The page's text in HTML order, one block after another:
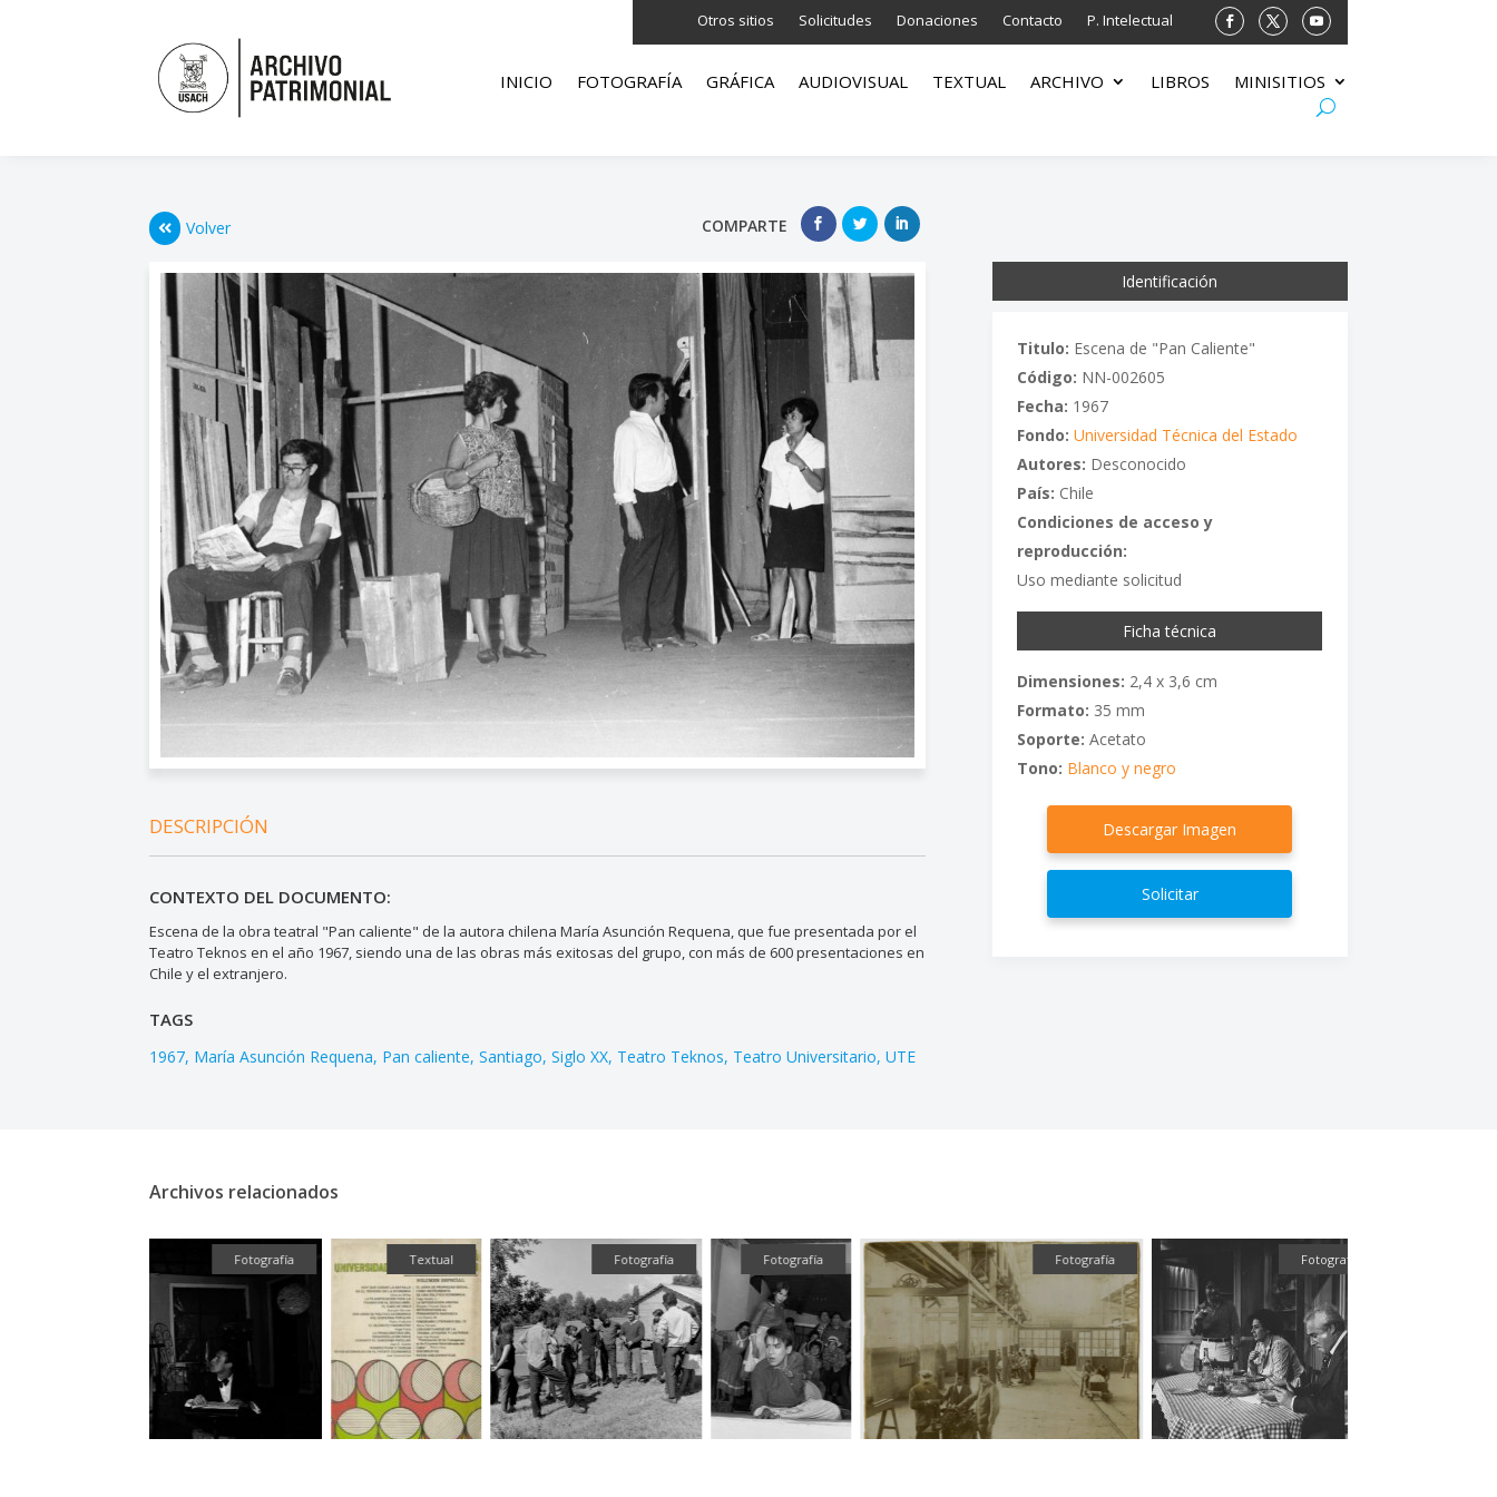
Otros sitios Solicitudes Donaciones Contacto P. Intelectual
INICIO FOTOGRAFÍA GRÁFICA AUDIOVISUAL TEXTUAL ARCHIVO LIBROS MINISITIOS
Volver COMPARTE
DESCRIPCIÓN
CONTEXTO DEL DOCUMENTO:
Escena de la obra teatral "Pan caliente" de la autora chilena María Asunción Requena, que fue presentada por el
Teatro Teknos en el año 1967, siendo una de las obras más exitosas del grupo, con más de 600 presentaciones en
Chile y el extranjero.
TAGS
1967 María Asunción Requena Pan caliente Santiago Siglo XX Teatro Teknos Teatro Universitario UTE
Identificación
Titulo: Escena de "Pan Caliente"
Código: NN-002605
Fecha: 1967
Fondo: Universidad Técnica del Estado
Autores: Desconocido
País: Chile
Condiciones de acceso y
reproducción:
Uso mediante solicitud
Ficha técnica
Dimensiones: 2,4 x 3,6 cm
Formato: 35 mm
Soporte: Acetato
Tono: Blanco y negro
Descargar Imagen
Solicitar
Archivos relacionados
Textual Fotografía Fotografía Fotografía Fotografía